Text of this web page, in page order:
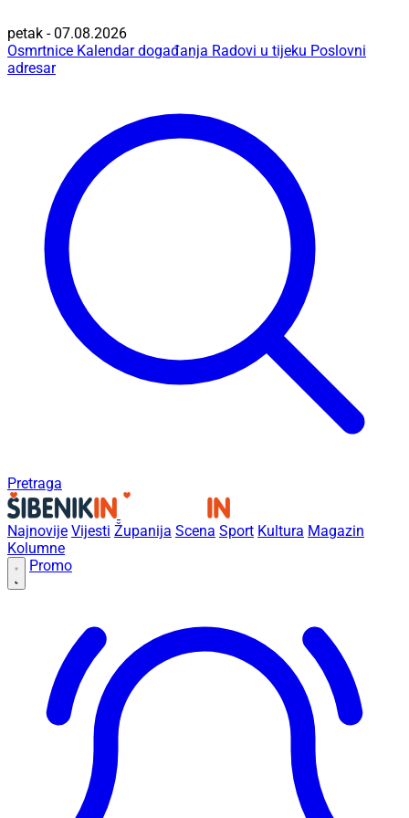
petak - 07.08.2026
Osmrtnice Kalendar događanja Radovi u tijeku Poslovni
adresar
Pretraga
Najnovije Vijesti Županija Scena Sport Kultura Magazin
Kolumne
Promo